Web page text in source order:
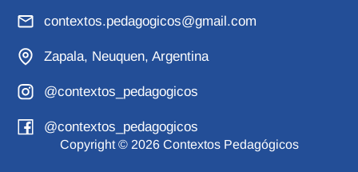
contextos.pedagogicos@gmail.com
Zapala, Neuquen, Argentina
@contextos_pedagogicos
@contextos_pedagogicos
Copyright © 2026 Contextos Pedagógicos